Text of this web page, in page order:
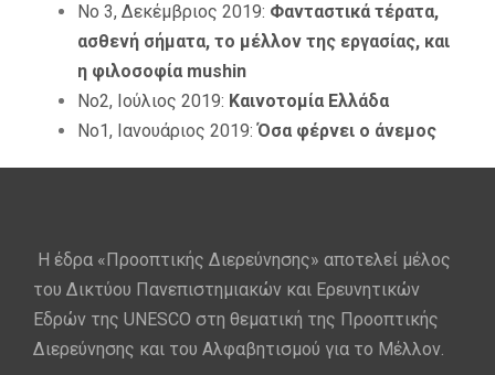
No 3, Δεκέμβριος 2019: Φανταστικά τέρατα,
ασθενή σήματα, το μέλλον της εργασίας, και
η φιλοσοφία mushin
No2, Ιούλιος 2019: Καινοτομία Ελλάδα
No1, Ιανουάριος 2019:Όσα φέρνει ο άνεμος
Η έδρα «Προοπτικής Διερεύνησης» αποτελεί μέλος
του Δικτύου Πανεπιστημιακών και Ερευνητικών
Εδρών της UNESCO στη θεματική της Προοπτικής
Διερεύνησης και του Αλφαβητισμού για το Μέλλον.